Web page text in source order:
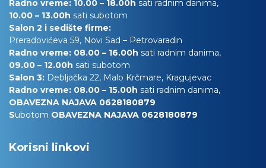
Radno vreme: 10.00 – 18.00h sati radnim danima,
10.00 – 13.00h sati subotom
Salon 2 i sedište firme:
Preradovićeva 59, Novi Sad – Petrovaradin
Radno vreme: 08.00 – 16.00h sati radnim danima,
09.00 – 12.00h sati subotom
Salon 3: Debljačka 22, Malo Krčmare, Kragujevac
Radno vreme: 08.00 – 15.00h sati radnim danima,
OBAVEZNA NAJAVA 0628180879
Subotom OBAVEZNA NAJAVA 0628180879
Korisni linkovi